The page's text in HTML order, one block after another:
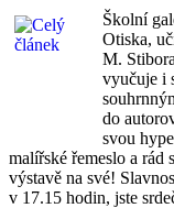
Školní
Otiska,
M.
vyučuje i
do
svou
malířské řemeslo a rád
výstavě na své!
v 17.15 hodin, jste